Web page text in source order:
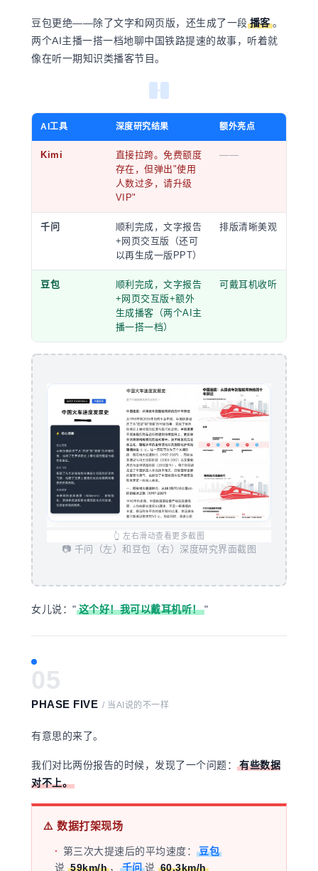
豆包更绝——除了文字和网页版，还生成了一段 播客。
两个AI主播一搭一档地聊中国铁路提速的故事，听着就
像在听一期知识类播客节目。
AI工具 深度研究结果 额外亮点
Kimi
直接拉跨。免费额度
存在，但弹出"使用
人数过多，请升级
VIP"
——
千问
顺利完成，文字报告
+网页交互版（还可
以再生成一版PPT）
排版清晰美观
豆包
顺利完成，文字报告
+网页交互版+额外
生成播客（两个AI主
播一搭一档）
可戴耳机收听
👆 左右滑动查看更多截图
📷 千问（左）和豆包（右）深度研究界面截图
女儿说： " 这个好！我可以戴耳机听！"
05
PHASE FIVE / 当AI说的不一样
有意思的来了。
我们对比两份报告的时候，发现了一个问题：
有些数据
对不上。
⚠️ 数据打架现场
· 第三次大提速后的平均速度：
豆包
说 59km/h ， 千问说 60.3km/h